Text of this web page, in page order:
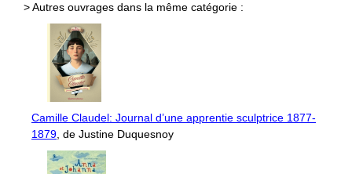
> Autres ouvrages dans la même catégorie :
Camille Claudel: Journal d’une apprentie sculptrice 1877-
1879, de Justine Duquesnoy